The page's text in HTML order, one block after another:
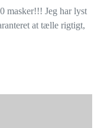
masker!!! Jeg har lyst
at tælle rigtigt,